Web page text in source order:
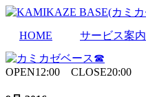
Skip
HOME サービス案内
OPEN12:00 CLOSE20:00